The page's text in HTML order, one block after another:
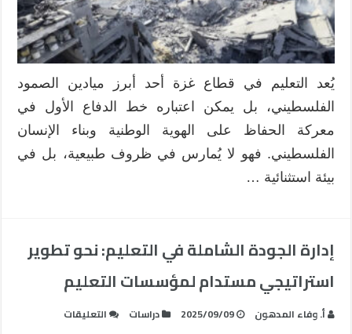
مدارس
غزة
بين
التحدي
مغلقة
يُعد التعليم في قطاع غزة أحد أبرز ميادين الصمود
الفلسطيني، بل يمكن اعتباره خط الدفاع الأول في
معركة الحفاظ على الهوية الوطنية وبناء الإنسان
الفلسطيني. فهو لا يُمارس في ظروف طبيعية، بل في
بيئة استثنائية …
إدارة الجودة الشاملة في التعليم: نحو تطوير
استراتيجي مستدام لمؤسسات التعليم
أ. وفاء المدهون 2025/09/09 دراسات التعليقات